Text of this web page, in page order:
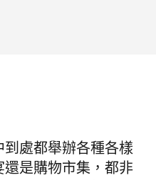
處都舉辦各種各樣
是購物市集，都非